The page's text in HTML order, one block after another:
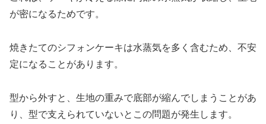
が密になるためです。
焼きたてのシフォンケーキは水蒸気を多く含むため、不安
定になることがあります。
型から外すと、生地の重みで底部が縮んでしまうことがあ
り、型で支えられていないとこの問題が発生します。